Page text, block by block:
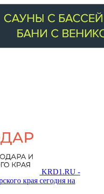
KRD1.RU -
края сегодня на